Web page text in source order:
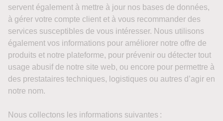
servent également à mettre à jour nos bases de données,
à gérer votre compte client et à vous recommander des
services susceptibles de vous intéresser. Nous utilisons
également vos informations pour améliorer notre offre de
produits et notre plateforme, pour prévenir ou détecter tout
usage abusif de notre site web, ou encore pour permettre à
des prestataires techniques, logistiques ou autres d’agir en
notre nom.
Nous collectons les informations suivantes :